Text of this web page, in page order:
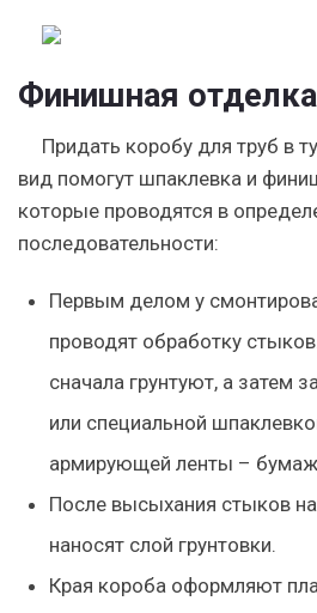
Финишная
Придать коробу для труб в
вид помогут шпаклевка и
которые проводятся в
последовательности:
Первым делом у
проводят обработку
сначала грунтуют, а затем
или специальной
армирующей ленты –
После высыхания стыков
наносят слой грунтовки.
Края короба оформляют